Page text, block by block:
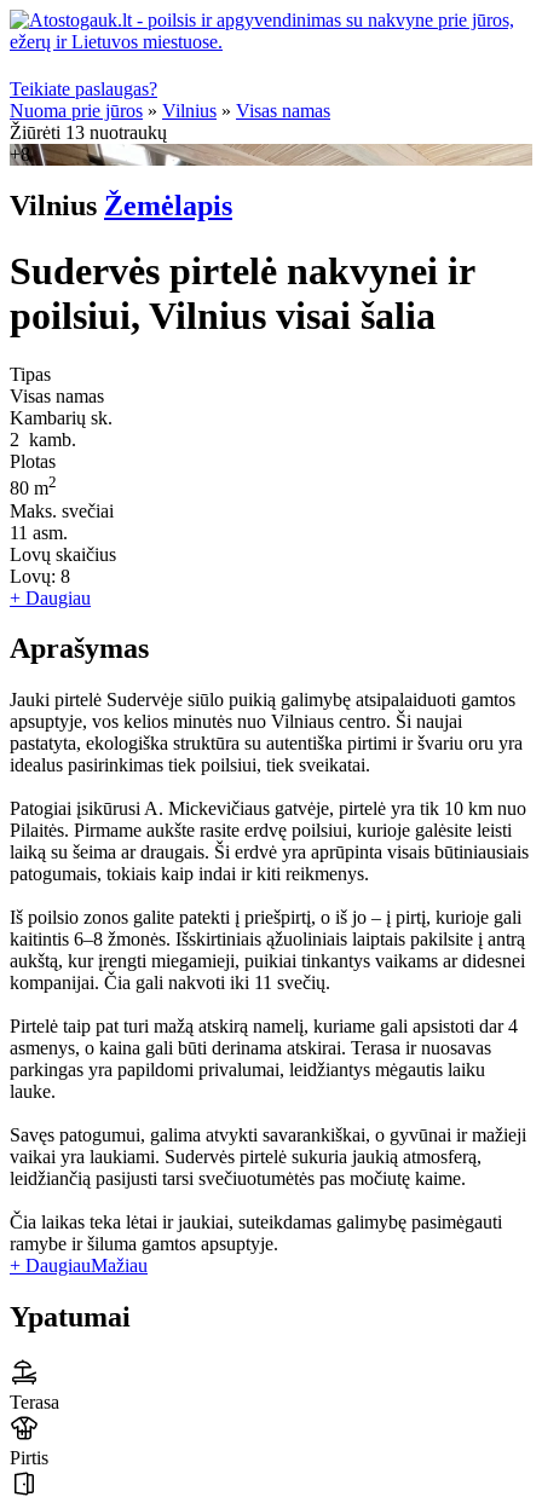
Teikiate paslaugas?
Nuoma prie jūros » Vilnius » Visas namas
Žiūrėti 13 nuotraukų
+8
Vilnius Žemėlapis
Sudervės pirtelė nakvynei ir
poilsiui, Vilnius visai šalia
Tipas
Visas namas
Kambarių sk.
2 kamb.
Plotas
80 m2
Maks. svečiai
11 asm.
Lovų skaičius
Lovų: 8
+ Daugiau
Aprašymas
Jauki pirtelė Sudervėje siūlo puikią galimybę atsipalaiduoti gamtos
apsuptyje, vos kelios minutės nuo Vilniaus centro. Ši naujai
pastatyta, ekologiška struktūra su autentiška pirtimi ir švariu oru yra
idealus pasirinkimas tiek poilsiui, tiek sveikatai.
Patogiai įsikūrusi A. Mickevičiaus gatvėje, pirtelė yra tik 10 km nuo
Pilaitės. Pirmame aukšte rasite erdvę poilsiui, kurioje galėsite leisti
laiką su šeima ar draugais. Ši erdvė yra aprūpinta visais būtiniausiais
patogumais, tokiais kaip indai ir kiti reikmenys.
Iš poilsio zonos galite patekti į priešpirtį, o iš jo – į pirtį, kurioje gali
kaitintis 6–8 žmonės. Išskirtiniais ąžuoliniais laiptais pakilsite į antrą
aukštą, kur įrengti miegamieji, puikiai tinkantys vaikams ar didesnei
kompanijai. Čia gali nakvoti iki 11 svečių.
Pirtelė taip pat turi mažą atskirą namelį, kuriame gali apsistoti dar 4
asmenys, o kaina gali būti derinama atskirai. Terasa ir nuosavas
parkingas yra papildomi privalumai, leidžiantys mėgautis laiku
lauke.
Savęs patogumui, galima atvykti savarankiškai, o gyvūnai ir mažieji
vaikai yra laukiami. Sudervės pirtelė sukuria jaukią atmosferą,
leidžiančią pasijusti tarsi svečiuotumėtės pas močiutę kaime.
Čia laikas teka lėtai ir jaukiai, suteikdamas galimybę pasimėgauti
ramybe ir šiluma gamtos apsuptyje.
+ DaugiauMažiau
Ypatumai
Terasa
Pirtis